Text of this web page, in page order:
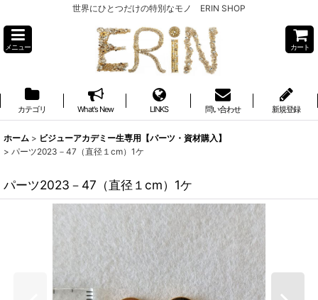
世界にひとつだけの特別なモノ ERIN SHOP
メニュー カート
カテゴリ What's New LINKS 問い合わせ 新規登録
ホーム > ビジューアカデミー生専用【パーツ・資材購入】
> パーツ2023－47（直径１cm）1ケ
パーツ2023－47（直径１cm）1ケ